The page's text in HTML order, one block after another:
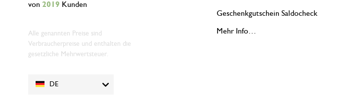
DE
von 2019 Kunden
Alle genannten Preise sind
Verbraucherpreise und enthalten die
gesetzliche Mehrwertsteuer.
Geschenkgutschein Saldocheck
Mehr Info…